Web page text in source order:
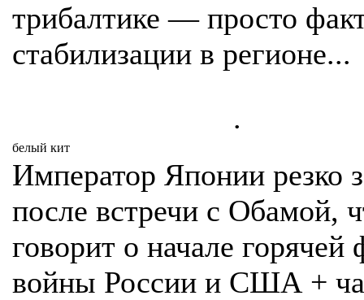
трибалтике — просто
стабилизации в регионе...
.
белый кит
Император Японии резко
после встречи с Обамой,
говорит о начале горячей
войны России и США +